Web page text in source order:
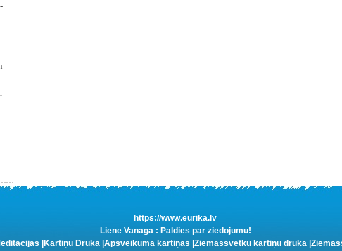
https://www.eurika.lv
Liene Vanaga : Paldies par ziedojumu!
Kartiņu Druka| Apsveikuma kartiņas Ziemassvētku kartiņu druka|